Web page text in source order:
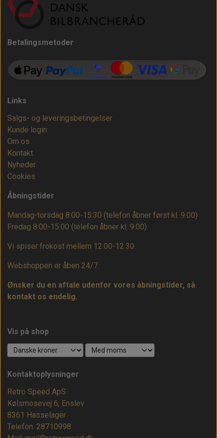
Betalingsmetoder
Links
Salgs- og leveringsbetingelser
Kunde login
Om os
Kontakt
Nyheder
Cookies
Åbningstider
Mandag-torsdag 8:00-15:30 (telefon åbner først kl. 9.00)
Fredag 8:00-15:00 (telefon åbner kl. 9.00)
Vi spiser frokost mellem 12.00-12.30.
Webshoppen er åben 24/7.
Ønsker du en aftale udenfor vores åbningstider, så
kontakt os endelig.
Vis på shop
Kontaktoplysninger
Retro Speed ApS
Kølsmosevej 6, Enslev
8361 Hasselager
Telefon: 28710998